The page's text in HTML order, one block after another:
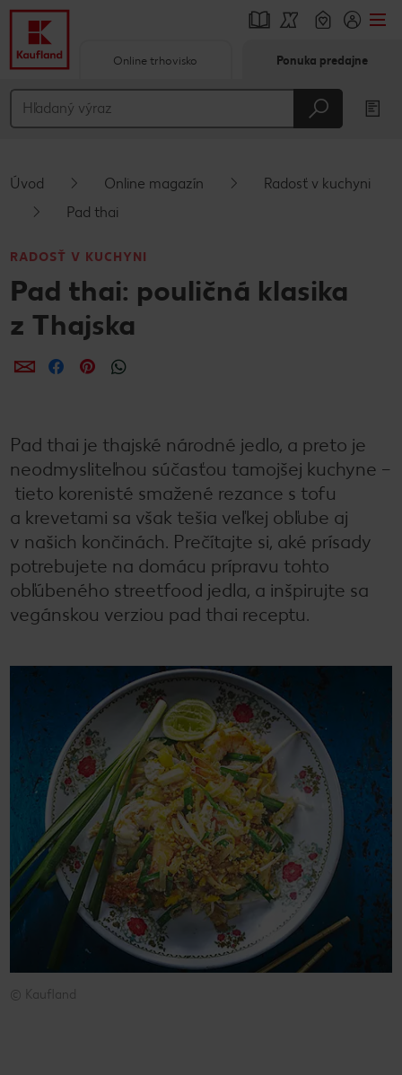
Hlavný obsah
Vyskakovací bočný panel
Online trhovisko Ponuka predajne
Úvod Online magazín
Radosť v kuchyni
Pad thai
RADOSŤ V KUCHYNI
Pad thai: pouličná klasika
z Thajska
ZdieľaťZdieľaťZdieľať
Pad thai je thajské národné jedlo, a preto je
neodmysliteľnou súčasťou tamojšej kuchyne –
tieto korenisté smažené rezance s tofu
a krevetami sa však tešia veľkej obľube aj
v našich končinách. Prečítajte si, aké prísady
potrebujete na domácu prípravu tohto
obľúbeného streetfood jedla, a inšpirujte sa
vegánskou verziou pad thai receptu.
© Kaufland
© Kaufland